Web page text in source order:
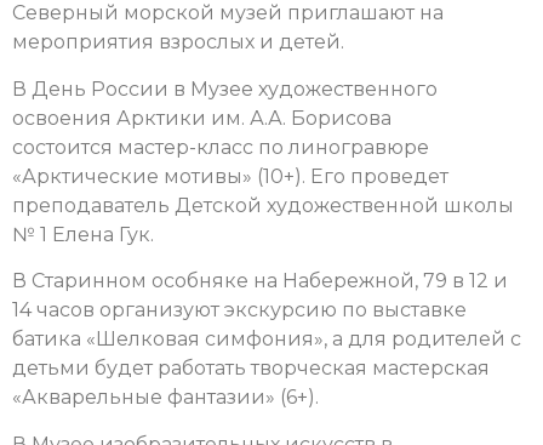
Северный морской музей приглашают на
мероприятия взрослых и детей.
В День России в Музее художественного
освоения Арктики им. А.А. Борисова
состоится мастер-класс по линогравюре
«Арктические мотивы» (10+). Его проведет
преподаватель Детской художественной школы
№ 1 Елена Гук.
В Старинном особняке на Набережной, 79 в 12 и
14 часов организуют экскурсию по выставке
батика «Шелковая симфония», а для родителей с
детьми будет работать творческая мастерская
«Акварельные фантазии» (6+).